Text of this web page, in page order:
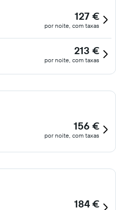
127 €
por noite, com taxas
213 €
por noite, com taxas
156 €
por noite, com taxas
184 €